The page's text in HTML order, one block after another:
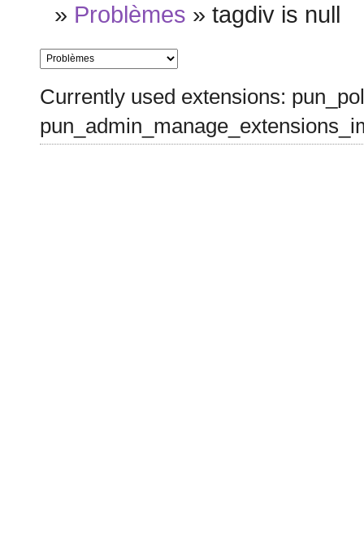
» Problèmes »tagdiv is null
Currently used extensions: